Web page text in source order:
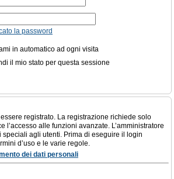
la password
in automatico ad ogni visita
il mio stato per questa sessione
registrato. La registrazione richiede solo
l’accesso alle funzioni avanzate. L’amministratore
agli utenti. Prima di eseguire il login
d’uso e le varie regole.
dei dati personali